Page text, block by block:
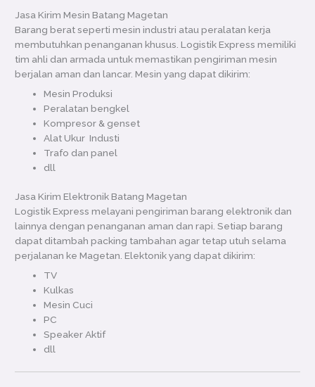
Jasa Kirim Mesin Batang Magetan
Barang berat seperti mesin industri atau peralatan kerja
membutuhkan penanganan khusus. Logistik Express memiliki
tim ahli dan armada untuk memastikan pengiriman mesin
berjalan aman dan lancar. Mesin yang dapat dikirim:
Mesin Produksi
Peralatan bengkel
Kompresor & genset
Alat Ukur Industi
Trafo dan panel
dll
Jasa Kirim Elektronik Batang Magetan
Logistik Express melayani pengiriman barang elektronik dan
lainnya dengan penanganan aman dan rapi. Setiap barang
dapat ditambah packing tambahan agar tetap utuh selama
perjalanan ke Magetan. Elektonik yang dapat dikirim:
TV
Kulkas
Mesin Cuci
PC
Speaker Aktif
dll